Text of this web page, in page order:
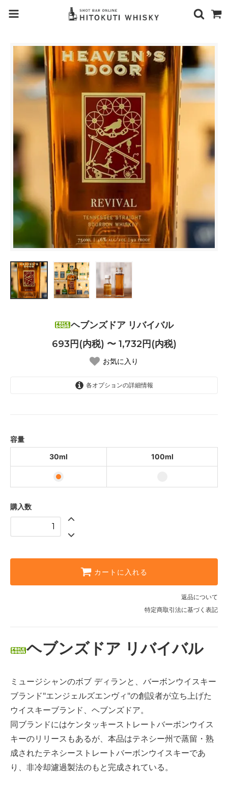
ヘブンズドア リバイバル
693円(内税) 〜 1,732円(内税)
お気に入り
各オプションの詳細情報
容量
30ml
100ml
購入数
カートに入れる
返品について
特定商取引法に基づく表記
ヘブンズドア リバイバル
ミュージシャンのボブ ディランと、バーボンウイスキー
ブランド"エンジェルズエンヴィ"の創設者が立ち上げた
ウイスキーブランド、ヘブンズドア。
同ブランドにはケンタッキーストレートバーボンウイス
キーのリリースもあるが、本品はテネシー州で蒸留・熟
成されたテネシーストレートバーボンウイスキーであ
り、非冷却濾過製法のもと完成されている。